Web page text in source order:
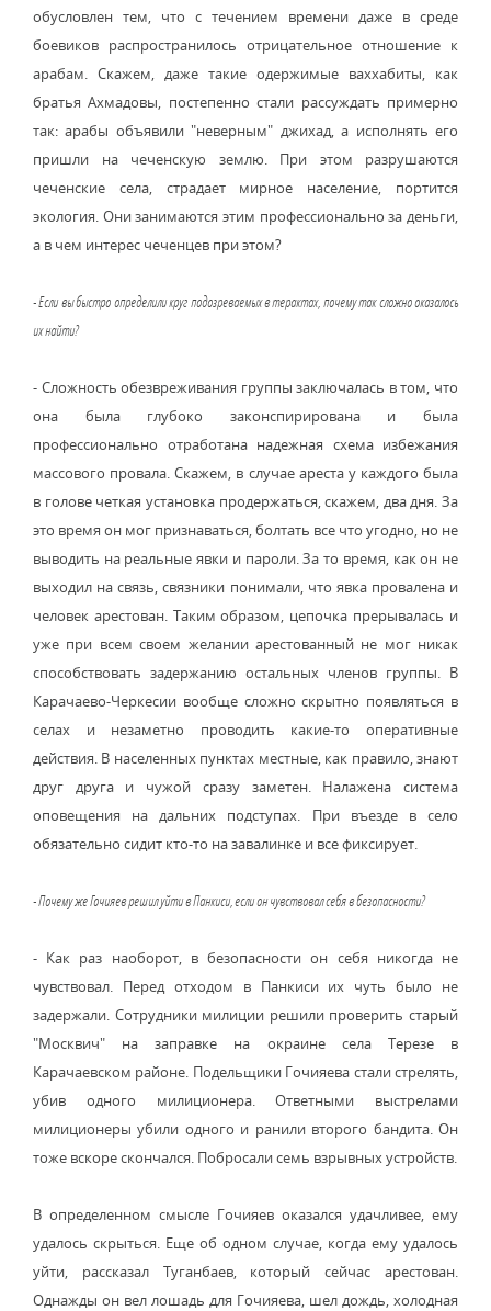
обусловлен тем, что с течением времени даже в среде
боевиков распространилось отрицательное отношение к
арабам. Скажем, даже такие одержимые ваххабиты, как
братья Ахмадовы, постепенно стали рассуждать примерно
так: арабы объявили "неверным" джихад, а исполнять его
пришли на чеченскую землю. При этом разрушаются
чеченские села, страдает мирное население, портится
экология. Они занимаются этим профессионально за деньги,
а в чем интерес чеченцев при этом?
- Если вы быстро определили круг подозреваемых в терактах, почему так сложно оказалось
их найти?
- Сложность обезвреживания группы заключалась в том, что
она была глубоко законспирирована и была
профессионально отработана надежная схема избежания
массового провала. Скажем, в случае ареста у каждого была
в голове четкая установка продержаться, скажем, два дня. За
это время он мог признаваться, болтать все что угодно, но не
выводить на реальные явки и пароли. За то время, как он не
выходил на связь, связники понимали, что явка провалена и
человек арестован. Таким образом, цепочка прерывалась и
уже при всем своем желании арестованный не мог никак
способствовать задержанию остальных членов группы. В
Карачаево-Черкесии вообще сложно скрытно появляться в
селах и незаметно проводить какие-то оперативные
действия. В населенных пунктах местные, как правило, знают
друг друга и чужой сразу заметен. Налажена система
оповещения на дальних подступах. При въезде в село
обязательно сидит кто-то на завалинке и все фиксирует.
- Почему же Гочияев решил уйти в Панкиси, если он чувствовал себя в безопасности?
- Как раз наоборот, в безопасности он себя никогда не
чувствовал. Перед отходом в Панкиси их чуть было не
задержали. Сотрудники милиции решили проверить старый
"Москвич" на заправке на окраине села Терезе в
Карачаевском районе. Подельщики Гочияева стали стрелять,
убив одного милиционера. Ответными выстрелами
милиционеры убили одного и ранили второго бандита. Он
тоже вскоре скончался. Побросали семь взрывных устройств.
В определенном смысле Гочияев оказался удачливее, ему
удалось скрыться. Еще об одном случае, когда ему удалось
уйти, рассказал Туганбаев, который сейчас арестован.
Однажды он вел лошадь для Гочияева, шел дождь, холодная